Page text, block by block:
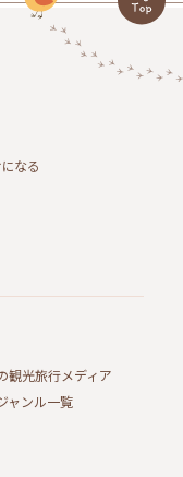
なる
観光旅行メディア
ャンル一覧